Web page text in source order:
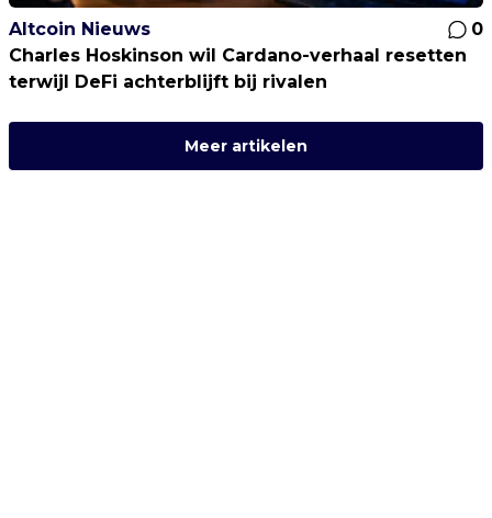
Altcoin Nieuws
0
Charles Hoskinson wil Cardano-verhaal resetten
terwijl DeFi achterblijft bij rivalen
Meer artikelen